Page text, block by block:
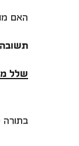
האם
שלל